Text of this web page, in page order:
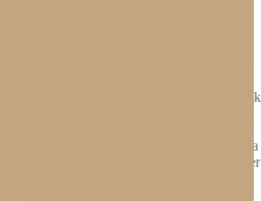
habercilik anlayışıyla Yeni
haberlerle, hem Türkiye’de hem de dünyada
öğrenin. Dijital platformlarıyla her an, her